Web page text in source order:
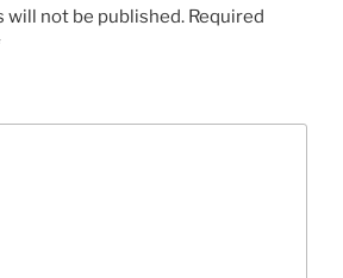
will not be published. Required